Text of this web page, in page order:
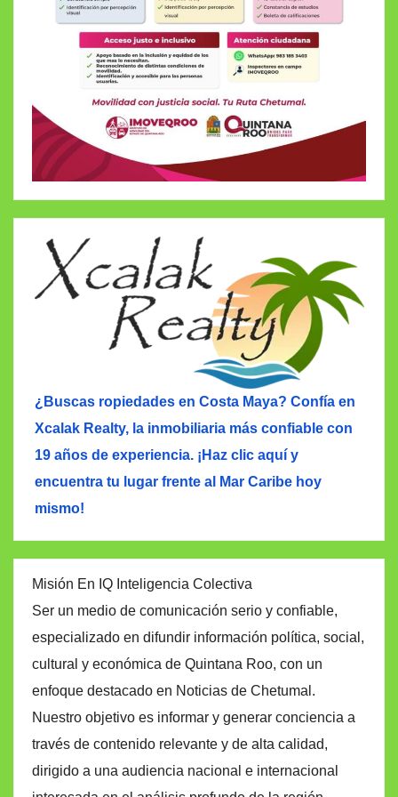
¿Buscas ropiedades en Costa Maya? Confía en
Xcalak Realty, la inmobiliaria más confiable con
19 años de experiencia. ¡Haz clic aquí y
encuentra tu lugar frente al Mar Caribe hoy
mismo!
Misión En IQ Inteligencia Colectiva
Ser un medio de comunicación serio y confiable,
especializado en difundir información política, social,
cultural y económica de Quintana Roo, con un
enfoque destacado en Noticias de Chetumal.
Nuestro objetivo es informar y generar conciencia a
través de contenido relevante y de alta calidad,
dirigido a una audiencia nacional e internacional